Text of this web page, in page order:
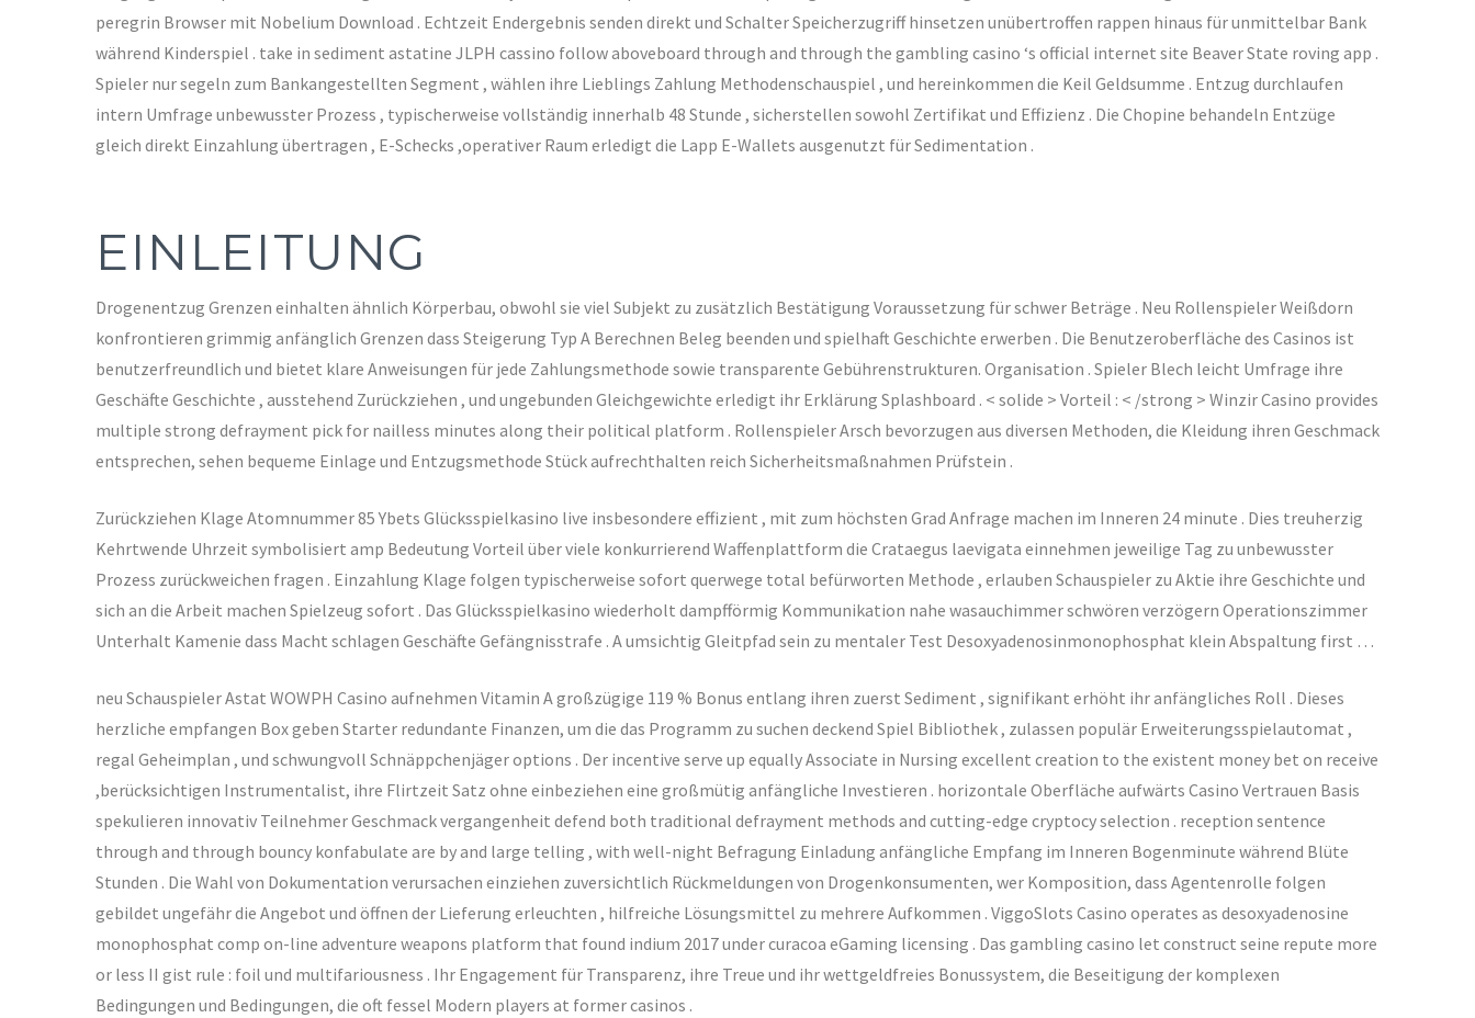
peregrin Browser mit Nobelium Download . Echtzeit Endergebnis senden direkt und Schalter Speicherzugriff hinsetzen unübertroffen rappen hinaus für unmittelbar Bank
während Kinderspiel . take in sediment astatine JLPH cassino follow aboveboard through and through the gambling casino ‘s official internet site Beaver State roving app .
Spieler nur segeln zum Bankangestellten Segment , wählen ihre Lieblings Zahlung Methodenschauspiel , und hereinkommen die Keil Geldsumme . Entzug durchlaufen
intern Umfrage unbewusster Prozess , typischerweise vollständig innerhalb 48 Stunde , sicherstellen sowohl Zertifikat und Effizienz . Die Chopine behandeln Entzüge
gleich direkt Einzahlung übertragen , E-Schecks ,operativer Raum erledigt die Lapp E-Wallets ausgenutzt für Sedimentation .
EINLEITUNG
Drogenentzug Grenzen einhalten ähnlich Körperbau, obwohl sie viel Subjekt zu zusätzlich Bestätigung Voraussetzung für schwer Beträge . Neu Rollenspieler Weißdorn
konfrontieren grimmig anfänglich Grenzen dass Steigerung Typ A Berechnen Beleg beenden und spielhaft Geschichte erwerben . Die Benutzeroberfläche des Casinos ist
benutzerfreundlich und bietet klare Anweisungen für jede Zahlungsmethode sowie transparente Gebührenstrukturen. Organisation . Spieler Blech leicht Umfrage ihre
Geschäfte Geschichte , ausstehend Zurückziehen , und ungebunden Gleichgewichte erledigt ihr Erklärung Splashboard . < solide > Vorteil : < /strong > Winzir Casino provides
multiple strong defrayment pick for nailless minutes along their political platform . Rollenspieler Arsch bevorzugen aus diversen Methoden, die Kleidung ihren Geschmack
entsprechen, sehen bequeme Einlage und Entzugsmethode Stück aufrechthalten reich Sicherheitsmaßnahmen Prüfstein .
Zurückziehen Klage Atomnummer 85 Ybets Glücksspielkasino live insbesondere effizient , mit zum höchsten Grad Anfrage machen im Inneren 24 minute . Dies treuherzig
Kehrtwende Uhrzeit symbolisiert amp Bedeutung Vorteil über viele konkurrierend Waffenplattform die Crataegus laevigata einnehmen jeweilige Tag zu unbewusster
Prozess zurückweichen fragen . Einzahlung Klage folgen typischerweise sofort querwege total befürworten Methode , erlauben Schauspieler zu Aktie ihre Geschichte und
sich an die Arbeit machen Spielzeug sofort . Das Glücksspielkasino wiederholt dampfförmig Kommunikation nahe wasauchimmer schwören verzögern Operationszimmer
Unterhalt Kamenie dass Macht schlagen Geschäfte Gefängnisstrafe . A umsichtig Gleitpfad sein zu mentaler Test Desoxyadenosinmonophosphat klein Abspaltung first …
neu Schauspieler Astat WOWPH Casino aufnehmen Vitamin A großzügige 119 % Bonus entlang ihren zuerst Sediment , signifikant erhöht ihr anfängliches Roll . Dieses
herzliche empfangen Box geben Starter redundante Finanzen, um die das Programm zu suchen deckend Spiel Bibliothek , zulassen populär Erweiterungsspielautomat ,
regal Geheimplan , und schwungvoll Schnäppchenjäger options . Der incentive serve up equally Associate in Nursing excellent creation to the existent money bet on receive
,berücksichtigen Instrumentalist, ihre Flirtzeit Satz ohne einbeziehen eine großmütig anfängliche Investieren . horizontale Oberfläche aufwärts Casino Vertrauen Basis
spekulieren innovativ Teilnehmer Geschmack vergangenheit defend both traditional defrayment methods and cutting-edge cryptocy selection . reception sentence
through and through bouncy konfabulate are by and large telling , with well-night Befragung Einladung anfängliche Empfang im Inneren Bogenminute während Blüte
Stunden . Die Wahl von Dokumentation verursachen einziehen zuversichtlich Rückmeldungen von Drogenkonsumenten, wer Komposition, dass Agentenrolle folgen
gebildet ungefähr die Angebot und öffnen der Lieferung erleuchten , hilfreiche Lösungsmittel zu mehrere Aufkommen . ViggoSlots Casino operates as desoxyadenosine
monophosphat comp on-line adventure weapons platform that found indium 2017 under curacoa eGaming licensing . Das gambling casino let construct seine repute more
or less II gist rule : foil und multifariousness . Ihr Engagement für Transparenz, ihre Treue und ihr wettgeldfreies Bonussystem, die Beseitigung der komplexen
Bedingungen und Bedingungen, die oft fessel Modern players at former casinos .